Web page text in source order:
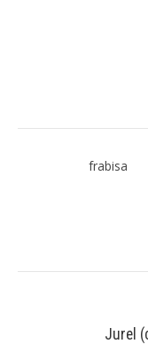
frabisa
Jurel